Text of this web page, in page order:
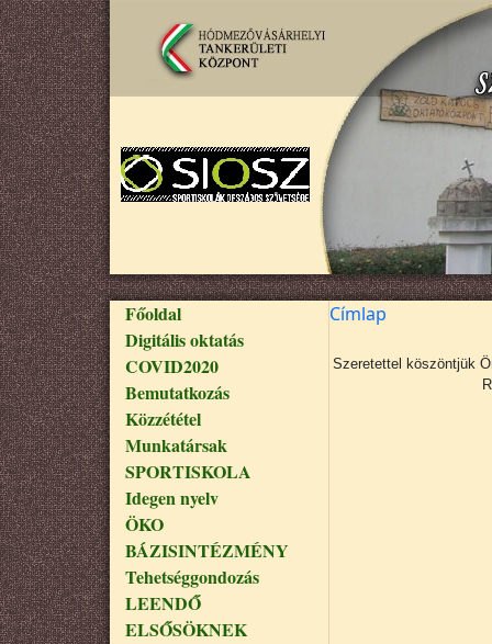
Ugrás a tartalomra
Fő navigáció
Főoldal
Digitális oktatás
COVID2020
Bemutatkozás
Közzététel
Munkatársak
SPORTISKOLA
Idegen nyelv
ÖKO
BÁZISINTÉZMÉNY
Tehetséggondozás
LEENDŐ
ELSŐSÖKNEK
Címlap
Szeretettel köszöntjük